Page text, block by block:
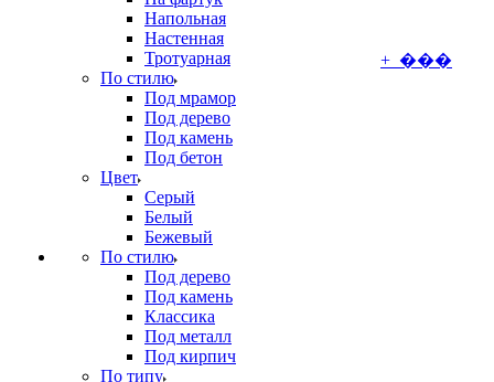
Напольная
Настенная
Тротуарная
По стилю
Под мрамор
Под дерево
Под камень
Под бетон
Цвет
Серый
Белый
Бежевый
По стилю
Под дерево
Под камень
Классика
Под металл
Под кирпич
По типу
+ ���